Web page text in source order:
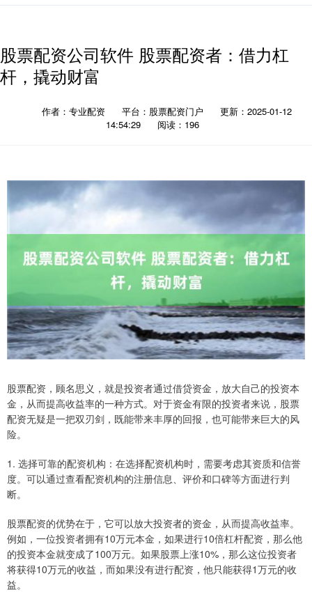
股票配资公司软件 股票配资者：借力杠
杆，撬动财富
作者：专业配资 平台：股票配资门户
更新：2025-01-12
14:54:29
阅读：196
股票配资，顾名思义，就是投资者通过借贷资金，放大自己的投资本
金，从而提高收益率的一种方式。对于资金有限的投资者来说，股票
配资无疑是一把双刃剑，既能带来丰厚的回报，也可能带来巨大的风
险。
1. 选择可靠的配资机构：在选择配资机构时，需要考虑其资质和信誉
度。可以通过查看配资机构的注册信息、评价和口碑等方面进行判
断。
股票配资的优势在于，它可以放大投资者的资金，从而提高收益率。
例如，一位投资者拥有10万元本金，如果进行10倍杠杆配资，那么他
的投资本金就变成了100万元。如果股票上涨10%，那么这位投资者
将获得10万元的收益，而如果没有进行配资，他只能获得1万元的收
益。